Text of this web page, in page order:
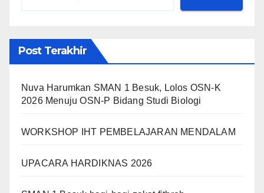
Post Terakhir
Nuva Harumkan SMAN 1 Besuk, Lolos OSN-K
2026 Menuju OSN-P Bidang Studi Biologi
WORKSHOP IHT PEMBELAJARAN MENDALAM
UPACARA HARDIKNAS 2026